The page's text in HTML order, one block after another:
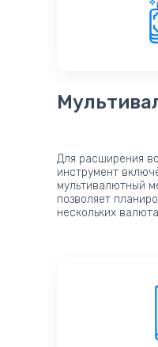
Для расширения
инструмент
мультивалютный
позволяет
нескольких